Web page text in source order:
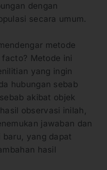
dengan
secara umum.
metode
Metode ini
yang ingin
hubungan sebab
akibat objek
observasi inilah,
jawaban dan
baru, yang dapat
hasil